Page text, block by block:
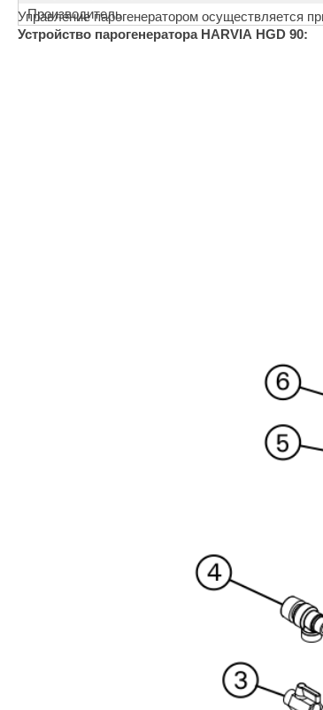
Управление парогенератором осуществляется
Производитель
Устройство парогенератора HARVIA HGD 90: